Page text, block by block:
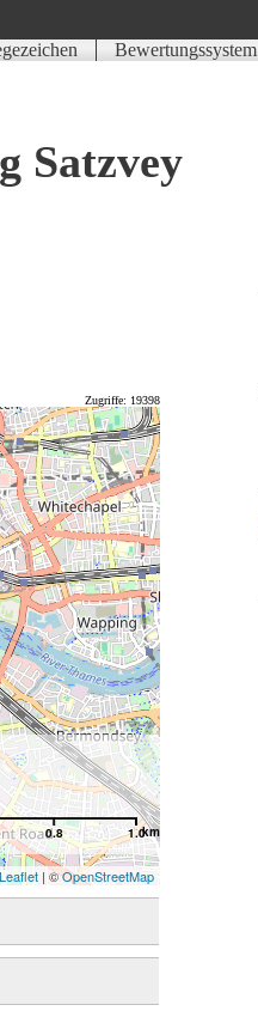
Bewertungssystem
Satzvey
Zugriffe: 19398
0.8 1.0km
| ©OpenStreetMap